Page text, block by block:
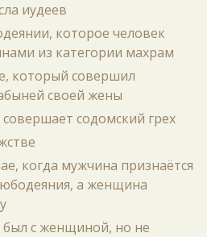
иудеев
которое человек
из категории махрам
который совершил
своей жены
содомский грех
когда мужчина признаётся
а женщина
был с женщиной, но не